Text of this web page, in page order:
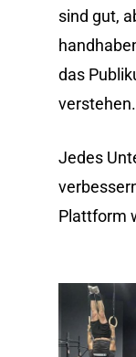
sind gut,
das
verstehen.
Jedes
Plattform